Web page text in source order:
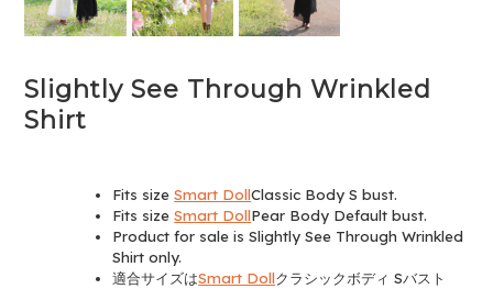
Slightly See Through Wrinkled
Shirt
Fits sizeSmart DollClassic Body S bust.
Fits sizeSmart DollPear Body Default bust.
Product for sale is Slightly See Through Wrinkled
Shirt only.
適合サイズはSmart Dollクラシックボディ Sバスト